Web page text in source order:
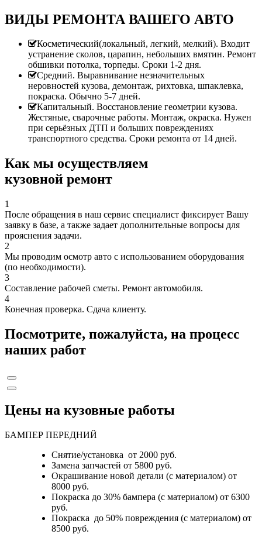
ВИДЫ РЕМОНТА ВАШЕГО АВТО
Косметический(локальный, легкий, мелкий). Входит
устранение сколов, царапин, небольших вмятин. Ремонт
обшивки потолка, торпеды. Сроки 1-2 дня.
Средний. Выравнивание незначительных
неровностей кузова, демонтаж, рихтовка, шпаклевка,
покраска. Обычно 5-7 дней.
Капитальный. Восстановление геометрии кузова.
Жестяные, сварочные работы. Монтаж, окраска. Нужен
при серьёзных ДТП и больших повреждениях
транспортного средства. Сроки ремонта от 14 дней.
Как мы осуществляем
кузовной ремонт
1
После обращения в наш сервис специалист фиксирует Вашу
заявку в базе, а также задает дополнительные вопросы для
прояснения задачи.
2
Мы проводим осмотр авто с использованием оборудования
(по необходимости).
3
Составление рабочей сметы. Ремонт автомобиля.
4
Конечная проверка. Сдача клиенту.
Посмотрите, пожалуйста, на процесс
наших работ
Цены на кузовные работы
БАМПЕР ПЕРЕДНИЙ
Снятие/установка от 2000 руб.
Замена запчастей от 5800 руб.
Окрашивание новой детали (с материалом) от
8000 руб.
Покраска до 30% бампера (с материалом) от 6300
руб.
Покраска до 50% повреждения (с материалом) от
8500 руб.